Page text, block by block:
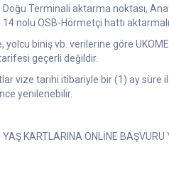
Doğu Terminali aktarma noktası,
nolu OSB-Hörmetçi hattı
biniş vb. verilerine göre
geçerli değildir.
vize tarihi itibariyle bir (1) ay süre
yenilenebilir.
KARTLARINA ONLİNE BAŞVURU